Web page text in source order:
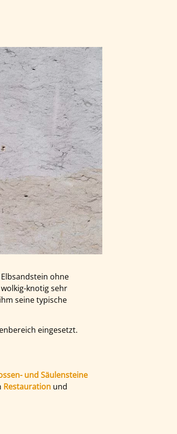
ohne
knotig sehr
seine typische
eingesetzt.
und Säulensteine
Restauration und